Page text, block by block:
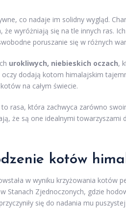
co nadaje im solidny wygląd.
że wyróżniają się na tle innych ras.
poruszanie się w różnych
urokliwych, niebieskich oczach,
dodają kotom himalajskim
na całym świecie.
rasa, która zachwyca zarówno
że są one idealnymi
kotów
w wyniku krzyżowania kotów
Stanach Zjednoczonych, gdzie
się do nadania mu